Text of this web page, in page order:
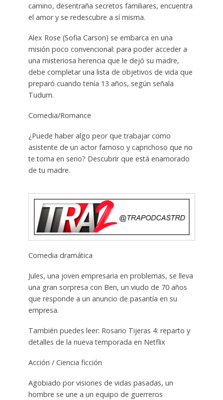
camino, desentraña secretos familiares, encuentra
el amor y se redescubre a sí misma.
Alex Rose (Sofia Carson) se embarca en una
misión poco convencional: para poder acceder a
una misteriosa herencia que le dejó su madre,
debe completar una lista de objetivos de vida que
preparó cuando tenía 13 años, según señala
Tudum.
Comedia/Romance
¿Puede haber algo peor que trabajar como
asistente de un actor famoso y caprichoso que no
te toma en serio? Descubrir que está enamorado
de tu madre.
Comedia dramática
Jules, una joven empresaria en problemas, se lleva
una gran sorpresa con Ben, un viudo de 70 años
que responde a un anuncio de pasantía en su
empresa.
También puedes leer: Rosario Tijeras 4: reparto y
detalles de la nueva temporada en Netflix
Acción / Ciencia ficción
Agobiado por visiones de vidas pasadas, un
hombre se une a un equipo de guerreros